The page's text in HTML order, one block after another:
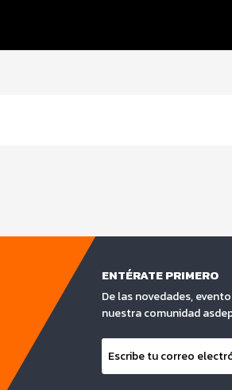
ENTÉRATE PRIMERO
De las novedades,
nuestra comunidad